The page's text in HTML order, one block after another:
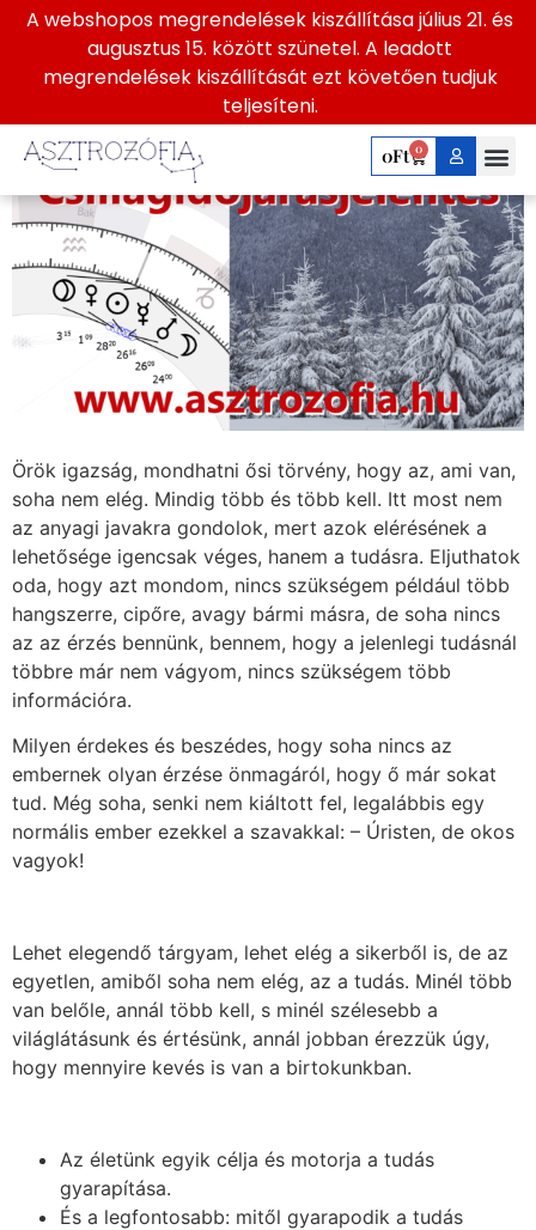
A webshopos megrendelések kiszállítása július 21. és
augusztus 15. között szünetel. A leadott
megrendelések kiszállítását ezt követően tudjuk
teljesíteni.
0Ft 0
2026. január 12 – 18.
Örök igazság, mondhatni ősi törvény, hogy az, ami van,
soha nem elég. Mindig több és több kell. Itt most nem
az anyagi javakra gondolok, mert azok elérésének a
lehetősége igencsak véges, hanem a tudásra. Eljuthatok
oda, hogy azt mondom, nincs szükségem például több
hangszerre, cipőre, avagy bármi másra, de soha nincs
az az érzés bennünk, bennem, hogy a jelenlegi tudásnál
többre már nem vágyom, nincs szükségem több
információra.
Milyen érdekes és beszédes, hogy soha nincs az
embernek olyan érzése önmagáról, hogy ő már sokat
tud. Még soha, senki nem kiáltott fel, legalábbis egy
normális ember ezekkel a szavakkal: – Úristen, de okos
vagyok!
Lehet elegendő tárgyam, lehet elég a sikerből is, de az
egyetlen, amiből soha nem elég, az a tudás. Minél több
van belőle, annál több kell, s minél szélesebb a
világlátásunk és értésünk, annál jobban érezzük úgy,
hogy mennyire kevés is van a birtokunkban.
Az életünk egyik célja és motorja a tudás
gyarapítása.
És a legfontosabb: mitől gyarapodik a tudás